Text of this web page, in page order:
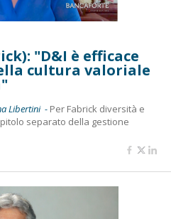
"D&I è efficace
cultura valoriale
Libertini - Per Fabrick diversità e
separato della gestione